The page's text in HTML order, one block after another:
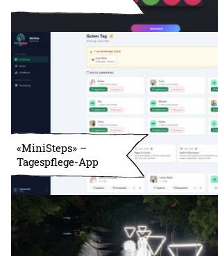
«MiniSteps» –
Tagespflege-App